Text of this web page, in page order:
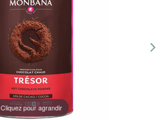
Cliquez pour agrandir